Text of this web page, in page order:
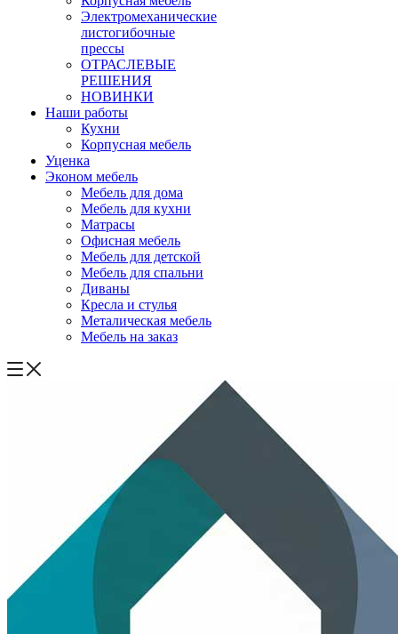
Электромеханические
листогибочные
прессы
ОТРАСЛЕВЫЕ
РЕШЕНИЯ
НОВИНКИ
Наши работы
Кухни
Корпусная мебель
Уценка
Эконом мебель
Мебель для дома
Мебель для кухни
Матрасы
Офисная мебель
Мебель для детской
Мебель для спальни
Диваны
Кресла и стулья
Металическая мебель
Мебель на заказ